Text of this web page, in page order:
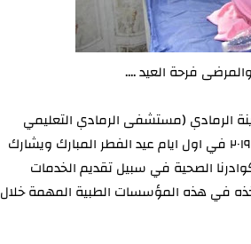
فرحة العيد ....
الرمادي (مستشفى الرمادي التعليمي
ومستشفى الرمادي للنسائية والاطفال التعليمي )صباح يوم الثلاثاء الموافق ٤ حزيران ٢٠١٩ في اول ايام عيد الفطر المبارك ويشارك
الصحية في سبيل تقديم الخدمات
في هذه المؤسسات الطبية المهمة خلال